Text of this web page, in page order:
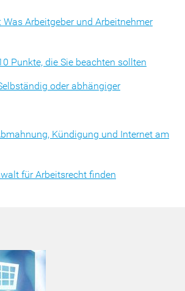
Was Arbeitgeber und Arbeitnehmer
Punkte, die Sie beachten sollten
oder abhängiger
Kündigung und Internet am
für Arbeitsrecht finden